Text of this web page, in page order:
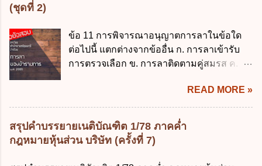
ราชการผู้เบิกในส่วนภูมิภาคมีอำนาจเก็บ
รักษาเงินทดรองราชการไว้ ณ ที่ทำการ เพื่อ
สำรองจ่ายได้แห่งละไม่เกินเท่าใร ก. 100,000
บาท ข้อ 4 ดอกเบี้ยที่เกิดจากการนำเงินทดรอง
ราชการจำนวนที่เกินกว่า...
กฎหมายคุ้มครองข้อมูลส่วนบุคคล ในกรณีผู้
ควบคุมข้อมูลส่วนบุคคลไม่ดำเนินการแก้ไข
ข้อมูลส่วนบุคคลให้ถูกต้อง ก. ร้องทุกข์ ข. ร้อง
เรียน ค. อุทธรณ์ ง. ฟ้องร้อง ข้อ 44 หลักการ
สำคัญของสิทธิในการลบข้อมูลส่วนบุคคล คือ
ส่วนบุคคล ค. ทำให้ข้อมูลส่วนบุคคลไม่
สามารถระบุถึงตนได้ ง. ถูกทุกข้อ ข้อ 45
(ชุดที่ 2)
ข้อ 11 การพิจารณาอนุญาตการลาในข้อใด
ต่อไปนี้ แตกต่างจากข้ออื่น ก. การลาเข้ารับ
การตรวจเลือก ข. การลาติดตามคู่สมรส ค.
ปฏิบัติการวิจัย หรือดูงาน ข้อ 12 ข้อใด ไม่ ถูก
ต้องเกี่ยวกับการลาไปช่วยเหลือภริยาที่คลอด
บุตร ก. ต้องเป็นภริยาโดยชอบด้วยกฎหมาย ข.
ลาได้เพียงครั้งเดียว ค. ต้องลาภายใน 90 วัน
นับแต่วันที่คลอดบุตร ง. ลาได้ครั้งหนึ่งติดต่อ
กันไม่เกิน 15 วันทำการ ข้อ 13 สิทธิลากิจส่วน
READ MORE »
สรุปคำบรรยายเนติบัณฑิต 1/78 ภาคค่ำ
กฎหมายหุ้นส่วน บริษัท (ครั้งที่ 7)